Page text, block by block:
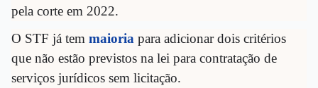
pela corte em 2022.
O STF já tem maioria para adicionar dois critérios
que não estão previstos na lei para contratação de
serviços jurídicos sem licitação.